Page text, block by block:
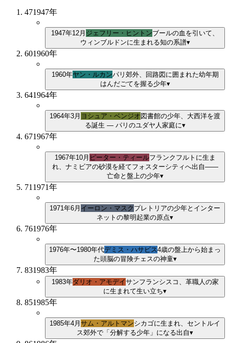
471947年
1947年12月 ジェフリー・ヒントンブールの血を引いて、
ウィンブルドンに生まれる知の系譜▾
601960年
1960年ヤン・ルカンパリ郊外、回路図に囲まれた幼年期
はんだごてを握る少年▾
641964年
1964年3月 ヨシュア・ベンジオ 図書館の少年、大西洋を渡
る誕生 — パリのユダヤ人家庭に▾
671967年
1967年10月 ピーター・ティールフランクフルトに生ま
れ、ナミビアの砂漠を経てフォスターシティへ出自——
亡命と盤上の少年▾
71 1971年
1971年6月 イーロン・マスク プレトリアの少年とインター
ネットの黎明 起業の原点▾
761976年
1976年〜1980年代デミス・ハサビス4歳の盤上から始まっ
た頭脳の冒険チェスの神童▾
831983年
1983年ダリオ・アモデイサンフランシスコ、革職人の家
に生まれて生い立ち▾
851985年
1985年4月 サム・アルトマンシカゴに生まれ、セントルイ
ス郊外で「分解する少年」になる出自▾